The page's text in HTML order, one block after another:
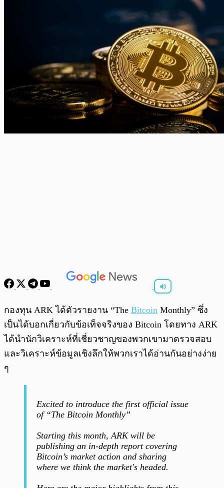
0:00
กองทุน ARK ได้ตัวรายงาน “The Bitcoin Monthly” ซึ่ง
เป็นได้บอกเกี่ยวกับข้อเท็จจริงของ Bitcoin โดยทาง ARK
ได้นำนักวิเคราะห์ที่เชี่ยวชาญของพวกเขามาตรวจสอบ
และวิเคราะห์ข้อมูลเชิงลึกให้พวกเราได้อ่านกันอย่างง่าย
ๆ
Excited to introduce the first official issue
of “The Bitcoin Monthly”
Starting this month, ARK will be
publishing an in-depth report covering
Bitcoin’s market action and sharing
where we think the market's headed.